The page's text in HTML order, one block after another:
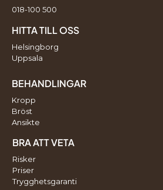
BEHANDLINGAR
Kropp
Bröst
Ansikte
BRA ATT VETA
Risker
Priser
Trygghetsgaranti
HITTA TILL OSS
Helsingborg
Uppsala
018-100 500